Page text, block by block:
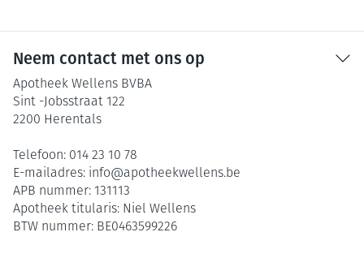
Neem contact met ons op
Apotheek Wellens BVBA
Sint -Jobsstraat 122
2200 Herentals
Telefoon: 014 23 10 78
E-mailadres: info@apotheekwellens.be
APB nummer: 131113
Apotheek titularis: Niel Wellens
BTW nummer: BE0463599226